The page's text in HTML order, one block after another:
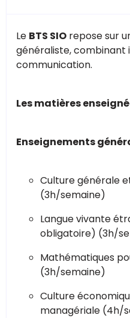
Le BTS SIO repose sur
généraliste, combinant
communication.
Les matières
Enseignements
Culture générale
(3h/semaine)
Langue vivante
obligatoire) (3h/
Mathématiques
(3h/semaine)
Culture
managériale (4h/